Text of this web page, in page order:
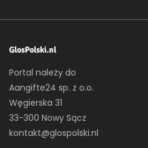
GlosPolski.nl
Portal należy do
Aangifte24 sp. z o.o.
Węgierska 31
33-300 Nowy Sącz
kontakt@glospolski.nl